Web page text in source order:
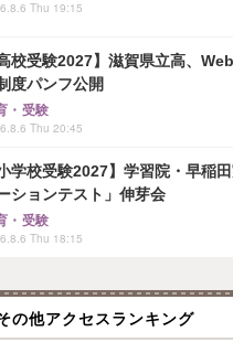
Thu 19:15
高校受験2027】滋賀県立高、
度パンフ公開
・受験
Thu 20:45
小学校受験2027】学習院・早稲
ションテスト」伸芽会
・受験
Thu 18:15
の他アクセスランキング